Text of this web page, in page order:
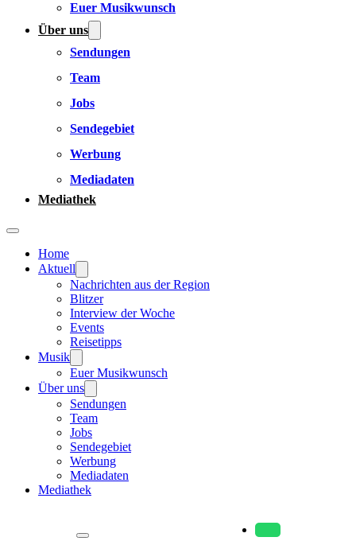
Euer Musikwunsch
Über uns
Sendungen
Team
Jobs
Sendegebiet
Werbung
Mediadaten
Mediathek
Home
Aktuell
Nachrichten aus der Region
Blitzer
Interview der Woche
Events
Reisetipps
Musik
Euer Musikwunsch
Über uns
Sendungen
Team
Jobs
Sendegebiet
Werbung
Mediadaten
Mediathek